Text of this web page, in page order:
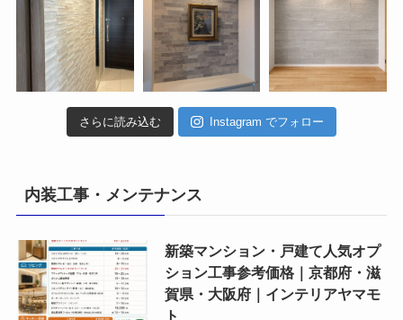
さらに読み込む Instagram でフォロー
内装工事・メンテナンス
新築マンション・戸建て人気オプ
ション工事参考価格｜京都府・滋
賀県・大阪府｜インテリアヤマモ
ト